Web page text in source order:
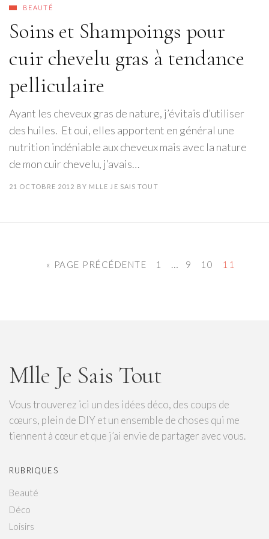
BEAUTÉ
Soins et Shampoings pour
cuir chevelu gras à tendance
pelliculaire
Ayant les cheveux gras de nature, j’évitais d’utiliser
des huiles. Et oui, elles apportent en général une
nutrition indéniable aux cheveux mais avec la nature
de mon cuir chevelu, j’avais…
21 OCTOBRE 2012 BY MLLE JE SAIS TOUT
« PAGE PRÉCÉDENTE 1 … 9 10 11
Mlle Je Sais Tout
Vous trouverez ici un des idées déco, des coups de
cœurs, plein de DIY et un ensemble de choses qui me
tiennent à cœur et que j’ai envie de partager avec vous.
RUBRIQUES
Beauté
Déco
Loisirs